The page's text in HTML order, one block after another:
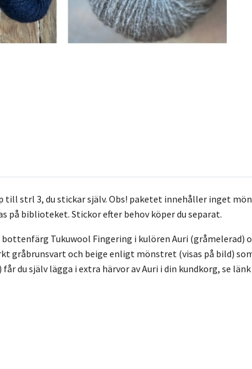
till strl 3, du stickar själv. Obs! paketet innehåller inget
på biblioteket. Stickor efter behov köper du separat.
Tukuwool Fingering i kulören Auri
gråbrunsvart och beige enligt mönstret (visas på bild)
du själv lägga i extra härvor av Auri i din kundkorg, se